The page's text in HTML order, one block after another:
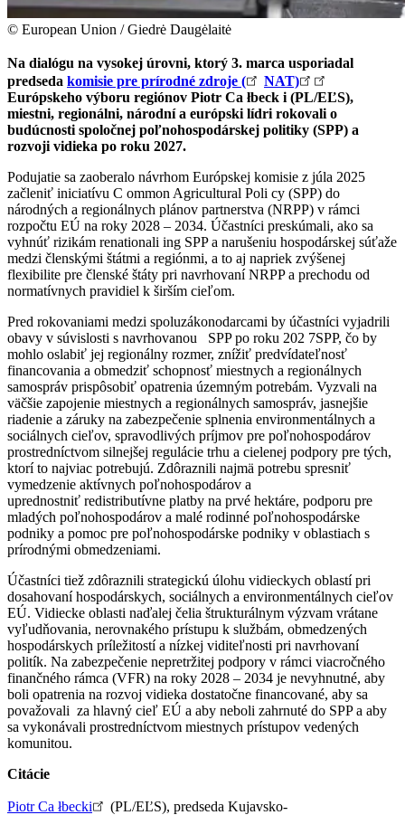
© European Union / Giedrė Daugėlaitė
Na dialógu na vysokej úrovni, ktorý 3. marca usporiadal
predseda komisie pre prírodné zdroje (
NAT)
Európskeho výboru regiónov Piotr Ca łbeck i (PL/EĽS),
miestni, regionálni, národní a európski lídri rokovali o
budúcnosti spoločnej poľnohospodárskej politiky (SPP) a
rozvoji vidieka po roku 2027.
Podujatie sa zaoberalo návrhom Európskej komisie z júla 2025
začleniť iniciatívu C ommon Agricultural Poli cy (SPP) do
národných a regionálnych plánov partnerstva (NRPP) v rámci
rozpočtu EÚ na roky 2028 – 2034. Účastníci preskúmali, ako sa
vyhnúť rizikám renationali ing SPP a narušeniu hospodárskej súťaže
medzi členskými štátmi a regiónmi, a to aj napriek zvýšenej
flexibilite pre členské štáty pri navrhovaní NRPP a prechodu od
normatívnych pravidiel k širším cieľom.
Pred rokovaniami medzi spoluzákonodarcami by účastníci vyjadrili
obavy v súvislosti s navrhovanou SPP po roku 202 7SPP, čo by
mohlo oslabiť jej regionálny rozmer, znížiť predvídateľnosť
financovania a obmedziť schopnosť miestnych a regionálnych
samospráv prispôsobiť opatrenia územným potrebám. Vyzvali na
väčšie zapojenie miestnych a regionálnych samospráv, jasnejšie
riadenie a záruky na zabezpečenie splnenia environmentálnych a
sociálnych cieľov, spravodlivých príjmov pre poľnohospodárov
prostredníctvom silnejšej regulácie trhu a cielenej podpory pre tých,
ktorí to najviac potrebujú. Zdôraznili najmä potrebu spresniť
vymedzenie aktívnych poľnohospodárov a
uprednostniť redistributívne platby na prvé hektáre, podporu pre
mladých poľnohospodárov a malé rodinné poľnohospodárske
podniky a pomoc pre poľnohospodárske podniky v oblastiach s
prírodnými obmedzeniami.
Účastníci tiež zdôraznili strategickú úlohu vidieckych oblastí pri
dosahovaní hospodárskych, sociálnych a environmentálnych cieľov
EÚ. Vidiecke oblasti naďalej čelia štrukturálnym výzvam vrátane
vyľudňovania, nerovnakého prístupu k službám, obmedzených
hospodárskych príležitostí a nízkej viditeľnosti pri navrhovaní
politík. Na zabezpečenie nepretržitej podpory v rámci viacročného
finančného rámca (VFR) na roky 2028 – 2034 je nevyhnutné, aby
boli opatrenia na rozvoj vidieka dostatočne financované, aby sa
považovali za hlavný cieľ EÚ a aby neboli zahrnuté do SPP a aby
sa vykonávali prostredníctvom miestnych prístupov vedených
komunitou.
Citácie
Piotr Ca łbecki
(PL/EĽS), predseda Kujavsko-